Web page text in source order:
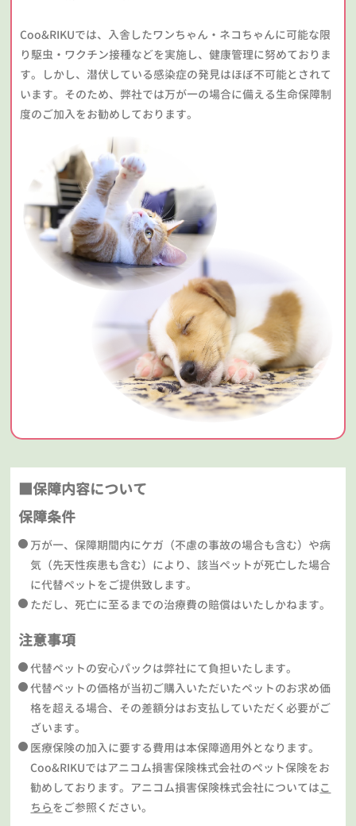
Coo&RIKUでは、入舎したワンちゃん・ネコちゃんに可能な限
り駆虫・ワクチン接種などを実施し、健康管理に努めておりま
す。しかし、潜伏している感染症の発見はほぼ不可能とされて
います。そのため、弊社では万が一の場合に備える生命保障制
度のご加入をお勧めしております。
■保障内容について
保障条件
万が一、保障期間内にケガ（不慮の事故の場合も含む）や病
気（先天性疾患も含む）により、該当ペットが死亡した場合
に代替ペットをご提供致します。
ただし、死亡に至るまでの治療費の賠償はいたしかねます。
注意事項
代替ペットの安心パックは弊社にて負担いたします。
代替ペットの価格が当初ご購入いただいたペットのお求め価
格を超える場合、その差額分はお支払していただく必要がご
ざいます。
医療保険の加入に要する費用は本保障適用外となります。
Coo&RIKUではアニコム損害保険株式会社のペット保険をお
勧めしております。アニコム損害保険株式会社についてはこ
ちらをご参照ください。